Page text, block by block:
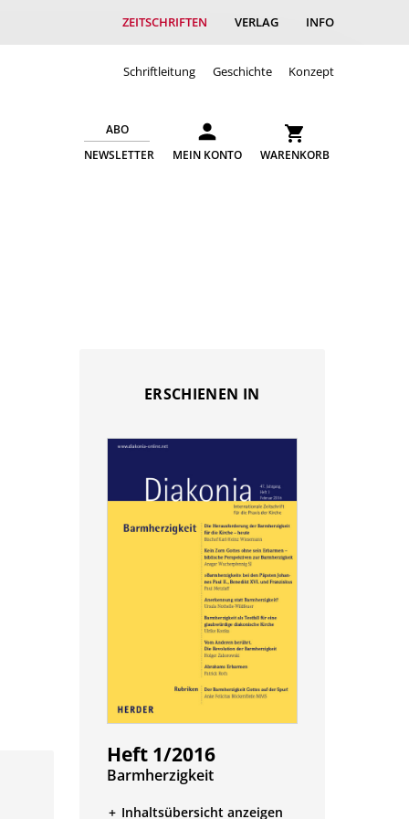
ZEITSCHRIFTEN VERLAG INFO
Schriftleitung Geschichte Konzept
ABO
NEWSLETTER
MEIN KONTO WARENKORB
ERSCHIENEN IN
Heft 1/2016
:
Barmherzigkeit
Inhaltsübersicht anzeigen